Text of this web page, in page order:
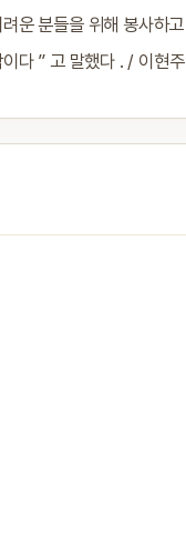
운 분들을 위해 봉사하
다 ” 고 말했다 . / 이현